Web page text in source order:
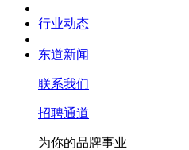
行业动态
东道新闻
联系我们
招聘通道
为你的品牌事业